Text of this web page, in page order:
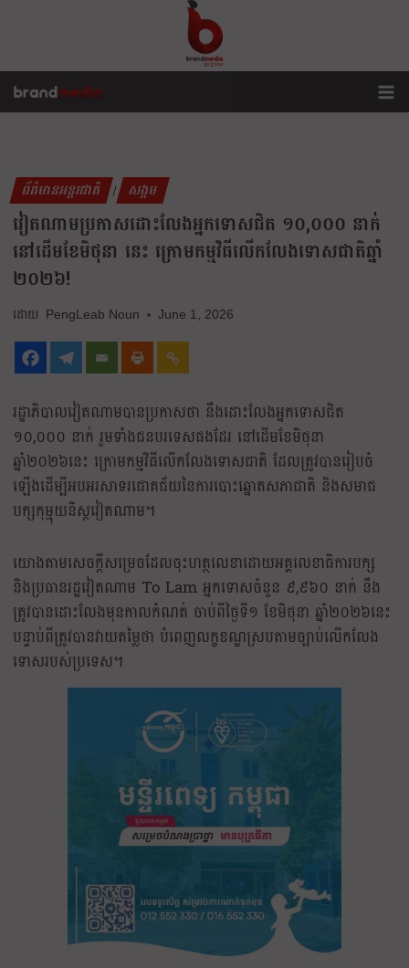
ព័ត៌មានអន្តរជាតិ | សង្គម
វៀតណាមប្រកាសដោះលែងអ្នកទោសជិត ១០,០០០ នាក់
នៅដើមខែមិថុនា នេះ ក្រោមកម្មវិធីលើកលែងទោសជាតិឆ្នាំ
២០២៦!
PengLeab Noun June 1, 2026
រដ្ឋាភិបាលវៀតណាមបានប្រកាសថា នឹងដោះលែងអ្នកទោសជិត
១០,០០០ នាក់ រួមទាំងជនបរទេសផងដែរ នៅដើមខែមិថុនា
ឆ្នាំ២០២៦នេះ ក្រោមកម្មវិធីលើកលែងទោសជាតិ ដែលត្រូវបានរៀបចំ
ឡើងដើម្បីអបអរសាទរជោគជ័យនៃការបោះឆ្នោតសភាជាតិ និងសមាជ
បក្សកុម្មុយនិស្តវៀតណាម។
យោងតាមសេចក្តីសម្រេចដែលចុះហត្ថលេខាដោយអគ្គលេខាធិការបក្ស
និងប្រធានរដ្ឋវៀតណាម To Lam អ្នកទោសចំនួន ៩,៩៦០ នាក់ នឹង
ត្រូវបានដោះលែងមុនកាលកំណត់ ចាប់ពីថ្ងៃទី១ ខែមិថុនា ឆ្នាំ២០២៦នេះ
បន្ទាប់ពីត្រូវបានវាយតម្លៃថា បំពេញលក្ខខណ្ឌស្របតាមច្បាប់លើកលែង
ទោសរបស់ប្រទេស។